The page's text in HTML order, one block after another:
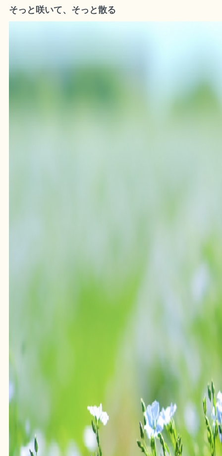
そっと咲いて、そっと散る